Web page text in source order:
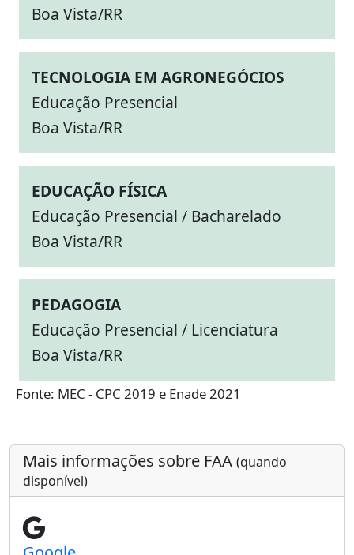
Boa Vista/RR
TECNOLOGIA EM AGRONEGÓCIOS
Educação Presencial
Boa Vista/RR
EDUCAÇÃO FÍSICA
Educação Presencial / Bacharelado
Boa Vista/RR
PEDAGOGIA
Educação Presencial / Licenciatura
Boa Vista/RR
Fonte: MEC - CPC 2019 e Enade 2021
Mais informações sobre FAA (quando
disponível)